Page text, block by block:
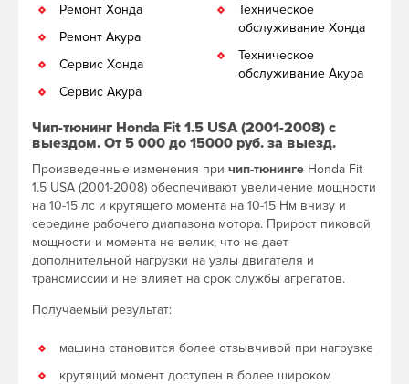
Ремонт Хонда
Ремонт Акура
Сервис Хонда
Сервис Акура
Техническое
обслуживание Хонда
Техническое
обслуживание Акура
Чип-тюнинг Honda Fit 1.5 USA (2001-2008) с
выездом. От 5 000 до 15000 руб. за выезд.
Произведенные изменения при чип-тюнинге Honda Fit
1.5 USA (2001-2008) обеспечивают увеличение мощности
на 10-15 лс и крутящего момента на 10-15 Нм внизу и
середине рабочего диапазона мотора. Прирост пиковой
мощности и момента не велик, что не дает
дополнительной нагрузки на узлы двигателя и
трансмиссии и не влияет на срок службы агрегатов.
Получаемый результат:
машина становится более отзывчивой при нагрузке
крутящий момент доступен в более широком